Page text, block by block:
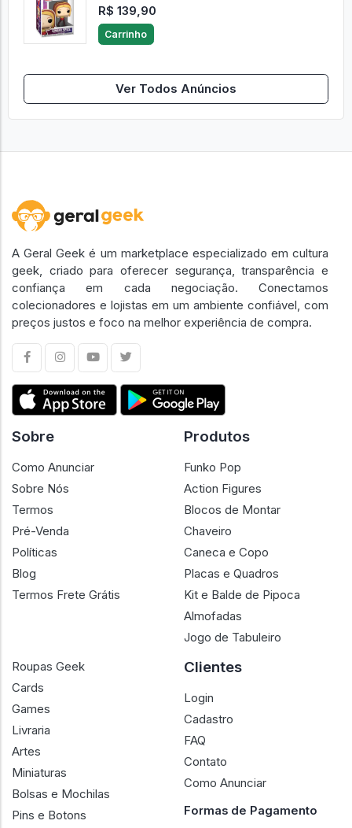
R$ 139,90
Carrinho
Ver Todos Anúncios
A Geral Geek é um marketplace especializado em cultura
geek, criado para oferecer segurança, transparência e
confiança em cada negociação. Conectamos
colecionadores e lojistas em um ambiente confiável, com
preços justos e foco na melhor experiência de compra.
Sobre
Como Anunciar
Sobre Nós
Termos
Pré-Venda
Políticas
Blog
Termos Frete Grátis
Produtos
Funko Pop
Action Figures
Blocos de Montar
Chaveiro
Caneca e Copo
Placas e Quadros
Kit e Balde de Pipoca
Almofadas
Jogo de Tabuleiro
Roupas Geek
Cards
Games
Livraria
Artes
Miniaturas
Bolsas e Mochilas
Pins e Botons
Clientes
Login
Cadastro
FAQ
Contato
Como Anunciar
Formas de Pagamento